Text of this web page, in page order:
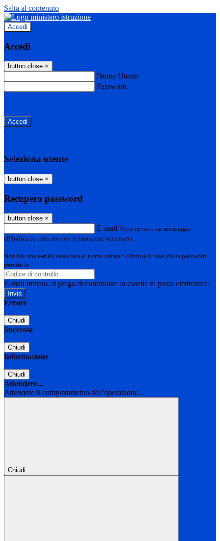
Salta al contenuto
Accedi
Accedi
button close ×
Nome Utente
Password
-
Seleziona utente
button close ×
Recupero password
button close ×
E-mail Verrà inviato un messaggio
all'indirizzo indicato con le istruzioni necessarie.
Non hai una e-mail associata al nome utente? Effettua il reset della password
tramite la
E-mail inviata, si prega di controllare la casella di posta elettronica!
Errore
Chiudi
Successo
Chiudi
Informazione
Chiudi
Attendere...
Attendere il completamento dell'operazione...
Chiudi